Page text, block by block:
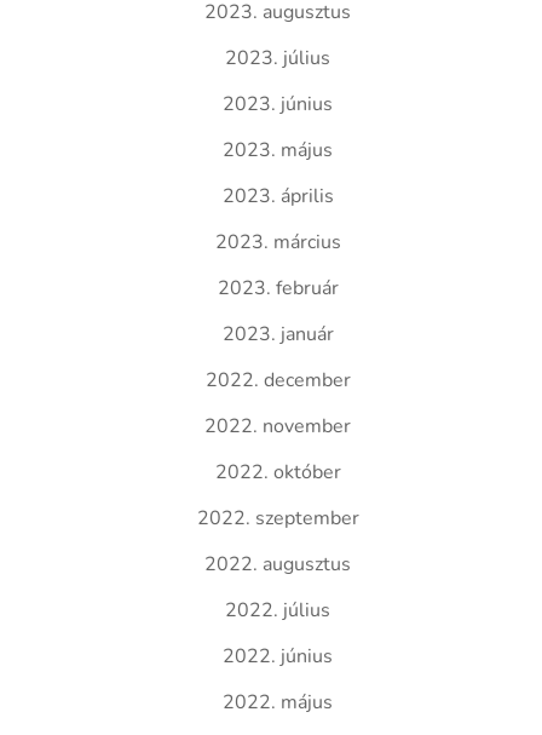
2023. augusztus
2023. július
2023. június
2023. május
2023. április
2023. március
2023. február
2023. január
2022. december
2022. november
2022. október
2022. szeptember
2022. augusztus
2022. július
2022. június
2022. május